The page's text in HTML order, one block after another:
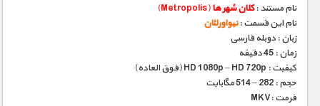
نام مستند :کلان شهر ها(Metropolis)
نام این قسمت :نیواورلئان
زبان : دوبله فارسی
زمان : 45 دقیقه
کیفیت : HD 1080p – HD 720p (فوق العاده)
حجم : 282 – 514 مگابایت
فرمت :MKV